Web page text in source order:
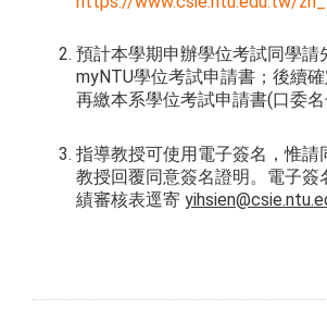
預計本學期申辦學位考試同學請
myNTU學位考試申請書；後續
再繳本系學位考試申請書(口委名
指導教授可使用電子簽名，惟請
教授回覆同意簽名證明。電子簽
績審核表逕寄